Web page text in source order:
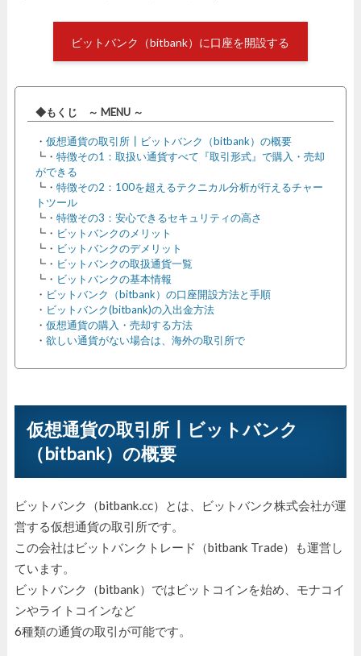
ビットバンク（bitbank）に口座を開設する
◆もくじ ～ MENU ～
・ 仮想通貨の取引所┃ビットバンク（bitbank）の概要
┗・ 特徴その1：取扱い通貨すべて『取引形式』で購入・売却
ができる
┗・ 特徴その2：100を超えるテクニカル分析が行えるチャー
トツール
┗・ 特徴その3：安心できるセキュリティの高さ
┗・ ビットバンクのメリット
┗・ ビットバンクのデメリット
┗・ ビットバンクの取扱通貨一覧
┗・ ビットバンクの基本情報
・ ビットバンク（bitbank）の口座開設方法と手順
・ ビットバンク(bitbank)の入出金方法
・ 仮想通貨の購入・売却する方法
・ 欲しい通貨がない場合は、海外の取引所で
仮想通貨の取引所┃ビットバンク
（bitbank）の概要
ビットバンク（bitbank.cc）とは、ビットバンク株式会社が運
営する仮想通貨の取引所です。
この会社はビットバンクトレード（bitbank Trade）も運営し
ています。
ビットバンク（bitbank）ではビットコインを始め、モナコイ
ンやライトコインなど
6種類の通貨の取引が可能です。